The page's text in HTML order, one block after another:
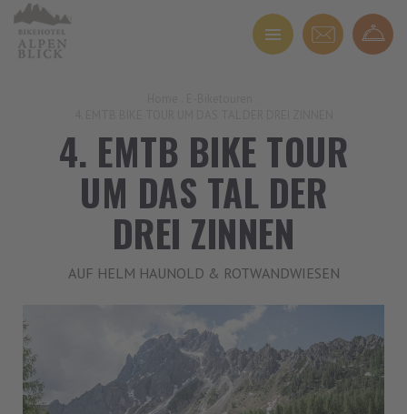
4. EMTB BIKE TOUR
UM DAS TAL DER
DREI ZINNEN
AUF HELM HAUNOLD & ROTWANDWIESEN